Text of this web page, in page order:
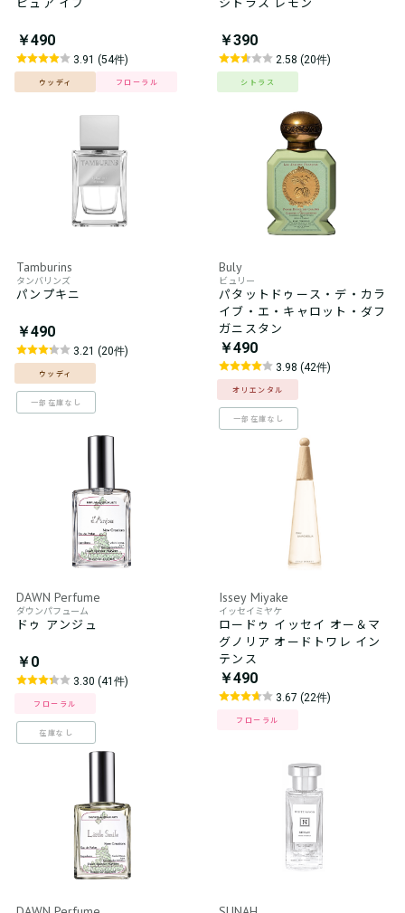
￥490
3.91 (54件)
ウッディ フローラル
￥390
2.58 (20件)
シトラス
Tamburins
タンバリンズ
パンプキニ
￥490
3.21 (20件)
ウッディ
一部在庫なし
Buly
ビュリー
パタットドゥース・デ・カラ
イブ・エ・キャロット・ダフ
ガニスタン
￥490
3.98 (42件)
オリエンタル
一部在庫なし
DAWN Perfume
ダウンパフューム
ドゥ アンジュ
￥0
3.30 (41件)
フローラル
在庫なし
Issey Miyake
イッセイミヤケ
ロードゥ イッセイ オー＆マ
グノリア オードトワレ イン
テンス
￥490
3.67 (22件)
フローラル